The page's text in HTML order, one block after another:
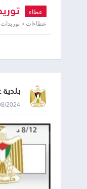
عطاء
عطاءات »
13/08/2024